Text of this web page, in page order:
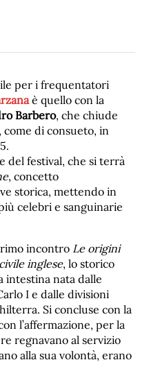
per i frequentatori
è quello con la
Barbero, che chiude
come di consueto, in
del festival, che si terrà
, concetto
storica, mettendo in
celebri e sanguinarie
incontro Le origini
inglese, lo storico
intestina nata dalle
I e dalle divisioni
Si concluse con la
l’affermazione, per la
regnavano al servizio
alla sua volontà, erano